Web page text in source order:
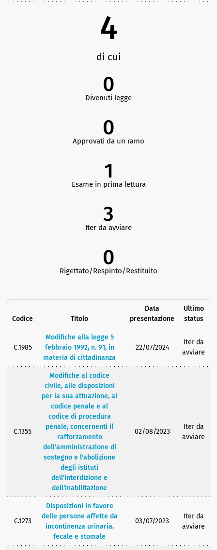
4
di cui
0
Divenuti legge
0
Approvati da un ramo
1
Esame in prima lettura
3
Iter da avviare
0
Rigettato/Respinto/Restituito
Codice Titolo
Data
presentazione
Ultimo
status
C.1985
Modifiche alla legge 5
febbraio 1992, n. 91, in
materia di cittadinanza
22/07/2024
Iter da
avviare
C.1355
Modifiche al codice
civile, alle disposizioni
per la sua attuazione, al
codice penale e al
codice di procedura
penale, concernenti il
rafforzamento
dell'amministrazione di
sostegno e l'abolizione
degli istituti
dell'interdizione e
dell'inabilitazione
02/08/2023
Iter da
avviare
C.1273
Disposizioni in favore
delle persone affette da
incontinenza urinaria,
fecale e stomale
03/07/2023
Iter da
avviare